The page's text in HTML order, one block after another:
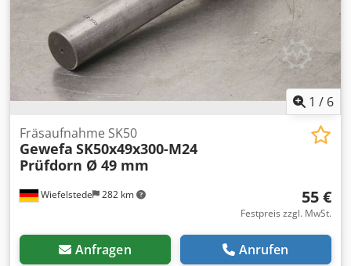
1 / 6
Wiefelstede 282 km
Fräsaufnahme SK50
Gewefa SK50x49x300-M24
Prüfdorn Ø 49 mm
55 €
Festpreis zzgl. MwSt.
Anfragen Anrufen